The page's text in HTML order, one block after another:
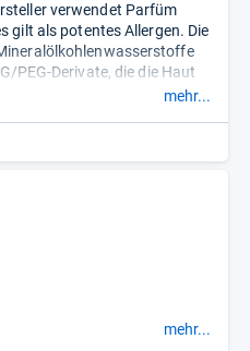
verwendet Parfüm
gilt als potentes Allergen. Die
PEG-Derivate, die die Haut
die das Hautgleichgewicht
mehr...
mehr...